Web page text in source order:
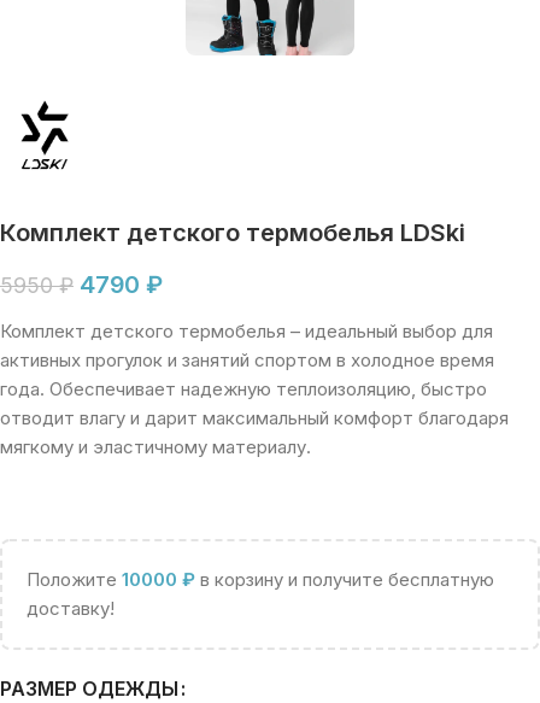
Комплект детского термобелья LDSki
5950₽ 4790 ₽
Комплект детского термобелья – идеальный выбор для
активных прогулок и занятий спортом в холодное время
года. Обеспечивает надежную теплоизоляцию, быстро
отводит влагу и дарит максимальный комфорт благодаря
мягкому и эластичному материалу.
Положите 10000 ₽ в корзину и получите бесплатную
доставку!
РАЗМЕР ОДЕЖДЫ